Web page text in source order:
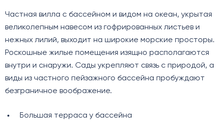
Частная вилла с бассейном и видом на океан, укрытая
великолепным навесом из гофрированных листьев и
нежных лилий, выходит на широкие морские просторы.
Роскошные жилые помещения изящно располагаются
внутри и снаружи. Сады укрепляют связь с природой, а
виды из частного пейзажного бассейна пробуждают
безграничное воображение.
Большая терраса у бассейна